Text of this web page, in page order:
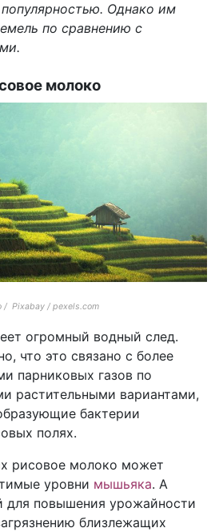
Однако им
по сравнению с
молоко
/ Pixabay / pexels.com
огромный водный след.
что это связано с более
парниковых газов по
растительными вариантами,
бактерии
полях.
рисовое молоко может
уровни мышьяка. А
для повышения урожайности
близлежащих